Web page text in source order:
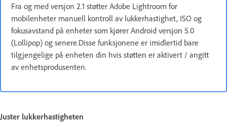
Fra og med versjon 2.1 støtter Adobe Lightroom for
mobilenheter manuell kontroll av lukkerhastighet, ISO og
fokusavstand på enheter som kjører Android versjon 5.0
(Lollipop) og senere.Disse funksjonene er imidlertid bare
tilgjengelige på enheten din hvis støtten er aktivert / angitt
av enhetsprodusenten.
Juster lukkerhastigheten